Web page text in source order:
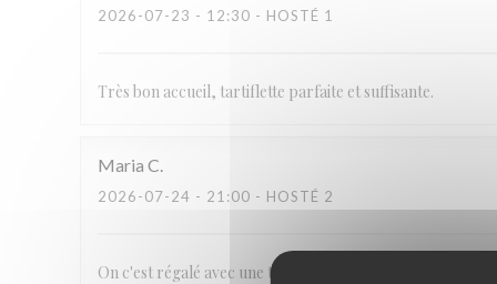
2026-07-23 - 12:30 - HOSTÉ 1
Très bon accueil, tartiflette parfaite et suffisante.
Maria C
2026-07-24 - 21:00 - HOSTÉ 2
On c'est régalé avec une très bonne fondue le seul bémol